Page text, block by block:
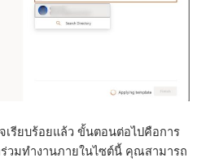
เรียบร้อยแล้ว ขั้นตอนต่อไปคือการ
วมทำงานภายในไซต์นี้ คุณสามารถ